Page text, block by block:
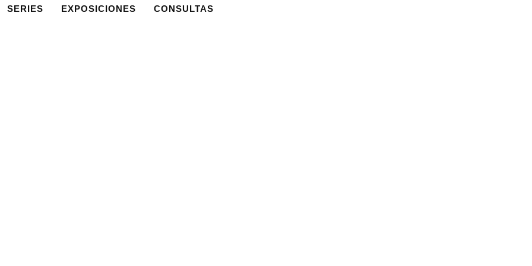
SERIES EXPOSICIONES CONSULTAS